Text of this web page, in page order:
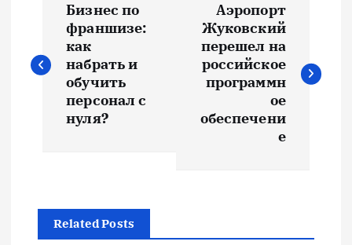
в
Бизнес по
франшизе:
как
набрать и
обучить
персонал с
нуля?
Аэропорт
Жуковский
перешел на
российское
программн
ое
обеспечени
е
Related Posts